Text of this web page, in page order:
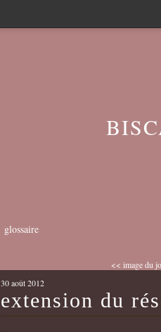
glossaire
<< image du
30 août 2012
extension du